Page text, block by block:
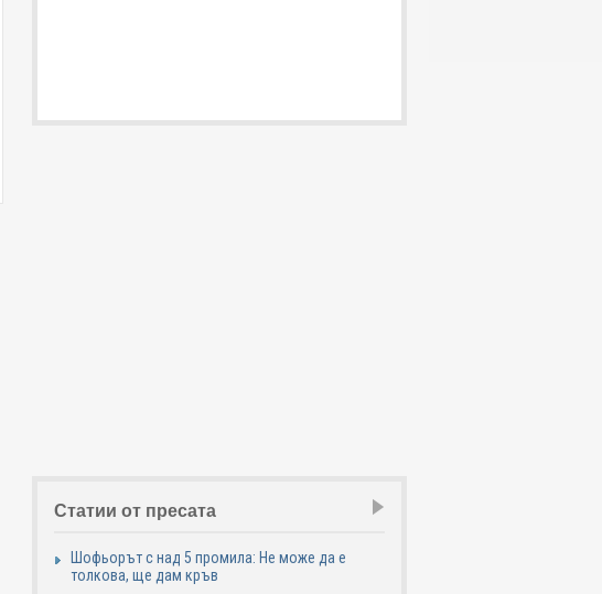
Статии от пресата
Шофьорът с над 5 промила: Не може да е
толкова, ще дам кръв